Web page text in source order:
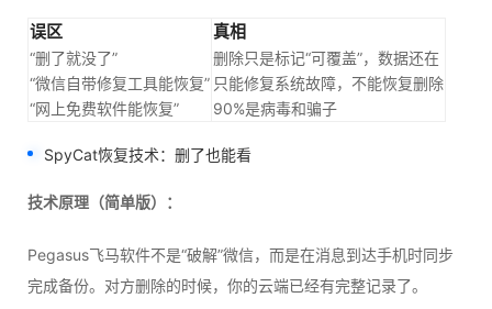
误区 真相
“删了就没了”
删除只是标记“可覆盖”，数据还在
“微信自带修复工具能恢复” 只能修复系统故障，不能恢复删除
“网上免费软件能恢复”
90%是病毒和骗子
SpyCat恢复技术：删了也能看
技术原理（简单版）：
Pegasus飞马软件不是“破解”微信，而是在消息到达手机时同步
完成备份。对方删除的时候，你的云端已经有完整记录了。